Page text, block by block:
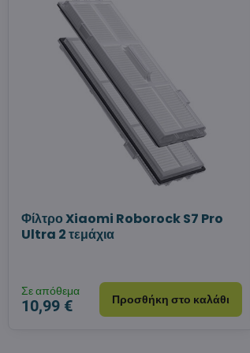
Φίλτρο Xiaomi Roborock S7 Pro
Ultra 2 τεμάχια
Σε απόθεμα
10,99 € Προσθήκη στο καλάθι